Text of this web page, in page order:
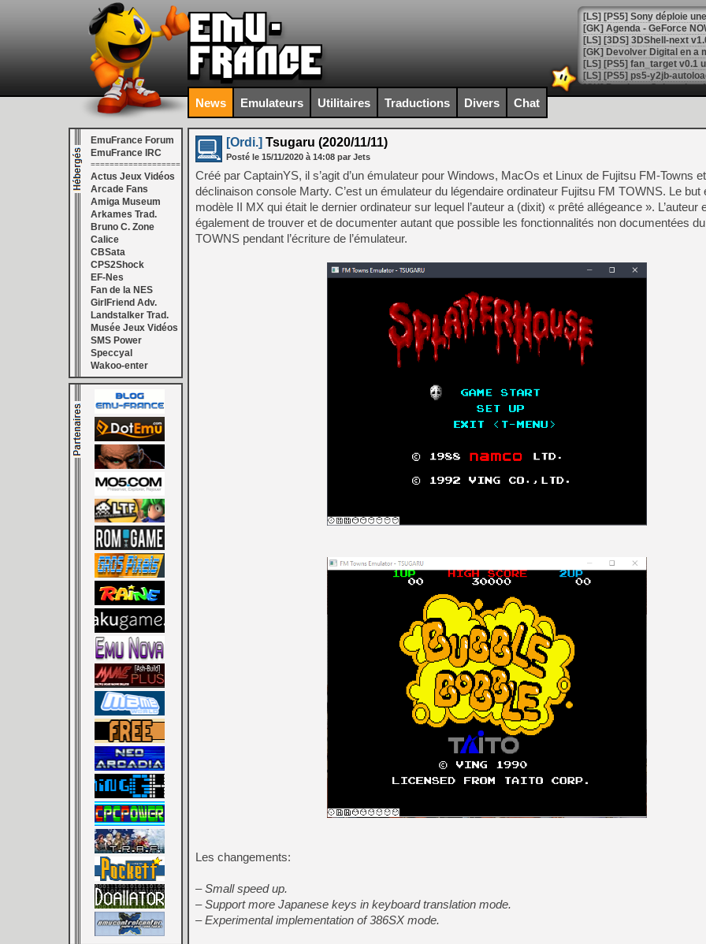
[GK] Agenda - GeForce
[GK] Devolver Digital en a
[LS] [PS5] ps5-y2jb-
[GK] Pourquoi Marvel
[GK] Test : Restory : Chill
[GK] GTA 6 : Rockstar
[GK] Hot Wheels Infinite
[GK] Mémoire cash -
[GK] Résultats Nintendo :
[GK] Déjà des
[Mo5] Brickboy cherche à
[GK] Minecraft et ses «
[GK] Beast of
[GK] Ubisoft : fin de partie
[GK] Mémoire cash -
[GK] Dan Houser (GTA)
[GK] Comment EA Sports
[GK] Crimson Moon : un
[GK] Isle of Reveries : le
[GK] Moonlighter 2 : The
[GK] Capcom relance
[Mo5] Deux inédits du
[GK] Le beat'em up The
[GK] Endless Legend 2 :
[LS] [PS5] Le WebKit
[GK] Oubliez Crazy Taxi,
[LS] [Switch] NSZ 5.0.0
[GK] No More Room in
News Emulateurs Utilitaires Traductions Divers Chat
EmuFrance Forum
EmuFrance IRC
===================
Actus Jeux Vidéos
Arcade Fans
Amiga Museum
Arkames Trad.
Bruno C. Zone
Calice
CBSata
CPS2Shock
EF-Nes
Fan de la NES
GirlFriend Adv.
Landstalker Trad.
Musée Jeux Vidéos
SMS Power
Speccyal
Wakoo-enter
[Ordi.] Tsugaru (2020/11/11)
Posté le 15/11/2020 à 14:08 par Jets
Créé par CaptainYS, il s’agit d’un émulateur pour Windows, MacOs et Linux de Fujitsu FM-Towns
déclinaison console Marty. C’est un émulateur du légendaire ordinateur Fujitsu FM TOWNS. Le but
modèle II MX qui était le dernier ordinateur sur lequel l’auteur a (dixit) « prêté allégeance ». L’auteur
également de trouver et de documenter autant que possible les fonctionnalités non documentées
TOWNS pendant l’écriture de l’émulateur.
Les changements:
– Small speed up.
– Support more Japanese keys in keyboard translation mode.
– Experimental implementation of 386SX mode.